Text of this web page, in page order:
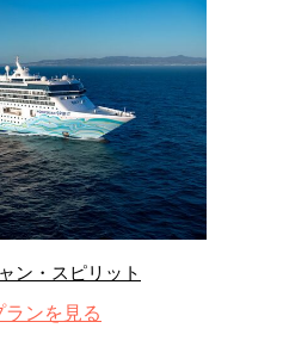
ン・スピリット
ランを見る